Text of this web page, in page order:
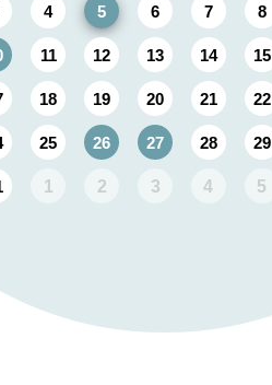
4 5 6 7 8
11 12 13 14 15
18 19 20 21 22
25 26 27 28 29
1 2 3 4 5